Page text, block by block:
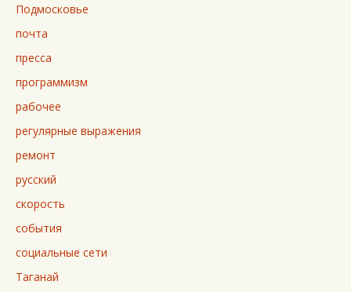
Подмосковье
почта
пресса
программизм
рабочее
регулярные выражения
ремонт
русский
скорость
события
социальные сети
Таганай